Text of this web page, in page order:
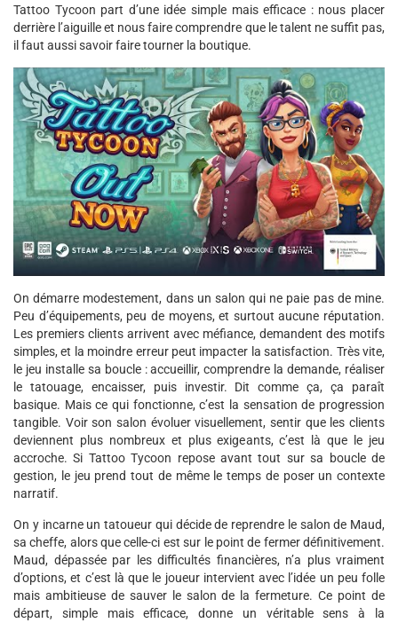
Tattoo Tycoon part d’une idée simple mais efficace : nous placer
derrière l’aiguille et nous faire comprendre que le talent ne suffit pas,
il faut aussi savoir faire tourner la boutique.
On démarre modestement, dans un salon qui ne paie pas de mine.
Peu d’équipements, peu de moyens, et surtout aucune réputation.
Les premiers clients arrivent avec méfiance, demandent des motifs
simples, et la moindre erreur peut impacter la satisfaction. Très vite,
le jeu installe sa boucle : accueillir, comprendre la demande, réaliser
le tatouage, encaisser, puis investir. Dit comme ça, ça paraît
basique. Mais ce qui fonctionne, c’est la sensation de progression
tangible. Voir son salon évoluer visuellement, sentir que les clients
deviennent plus nombreux et plus exigeants, c’est là que le jeu
accroche. Si Tattoo Tycoon repose avant tout sur sa boucle de
gestion, le jeu prend tout de même le temps de poser un contexte
narratif.
On y incarne un tatoueur qui décide de reprendre le salon de Maud,
sa cheffe, alors que celle-ci est sur le point de fermer définitivement.
Maud, dépassée par les difficultés financières, n’a plus vraiment
d’options, et c’est là que le joueur intervient avec l’idée un peu folle
mais ambitieuse de sauver le salon de la fermeture. Ce point de
départ, simple mais efficace, donne un véritable sens à la